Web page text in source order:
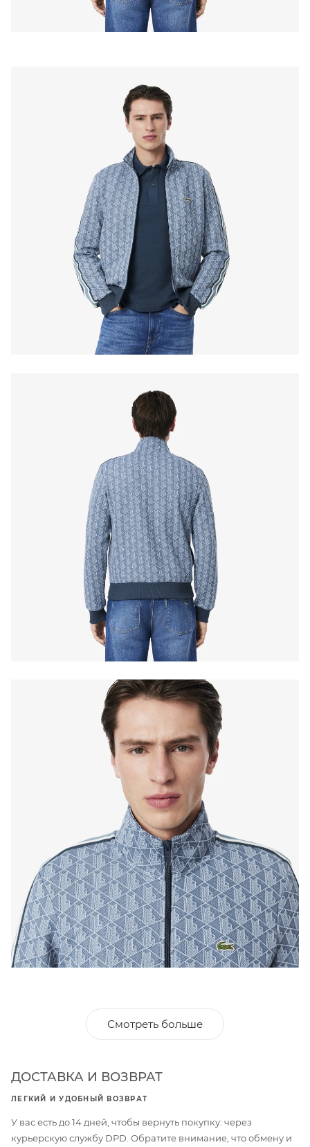
Смотреть больше
ДОСТАВКА И ВОЗВРАТ
ЛЕГКИЙ И УДОБНЫЙ ВОЗВРАТ
У вас есть до 14 дней, чтобы вернуть покупку: через
курьерскую службу DPD. Обратите внимание, что обмену и